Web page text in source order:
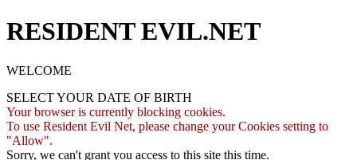
RESIDENT EVIL.NET
WELCOME
SELECT YOUR DATE OF BIRTH
Your browser is currently blocking cookies.
To use Resident Evil Net, please change your Cookies setting to
"Allow".
Sorry, we can't grant you access to this site this time.